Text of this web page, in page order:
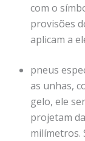
com o
provisões
aplicam a
pneus
as unhas,
gelo, ele
projetam
milímetros.